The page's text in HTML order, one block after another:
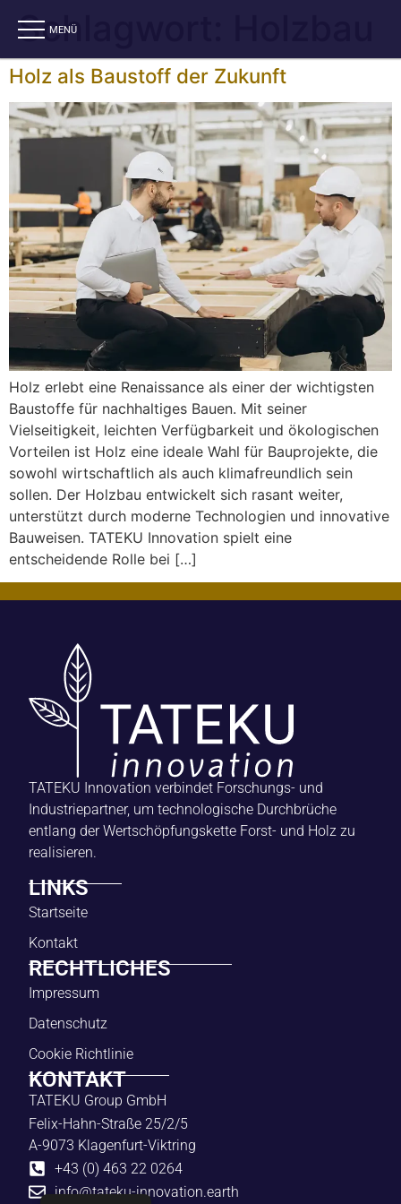
Schlagwort:
Holz als Baustoff der Zukunft
Holz erlebt eine Renaissance als einer der wichtigsten
Baustoffe für nachhaltiges Bauen. Mit seiner
Vielseitigkeit, leichten Verfügbarkeit und ökologischen
Vorteilen ist Holz eine ideale Wahl für Bauprojekte, die
sowohl wirtschaftlich als auch klimafreundlich sein
sollen. Der Holzbau entwickelt sich rasant weiter,
unterstützt durch moderne Technologien und innovative
Bauweisen. TATEKU Innovation spielt eine
entscheidende Rolle bei […]
TATEKU Innovation verbindet Forschungs- und
Industriepartner, um technologische Durchbrüche
entlang der Wertschöpfungskette Forst- und Holz zu
realisieren.
LINKS
Startseite
Kontakt
RECHTLICHES
Impressum
Datenschutz
Cookie Richtlinie
KONTAKT
TATEKU Group GmbH
Felix-Hahn-Straße 25/2/5
A-9073 Klagenfurt-Viktring
+43 (0) 463 22 0264
info@tateku-innovation.earth